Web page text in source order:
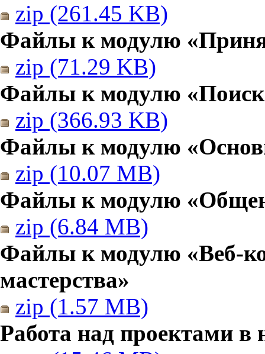
zip (261.45 KB)
Файлы к модулю
zip (71.29 KB)
Файлы к модулю
zip (366.93 KB)
Файлы к модулю
zip (10.07 MB)
Файлы к модулю
zip (6.84 MB)
Файлы к модулю «Веб-
мастерства»
zip (1.57 MB)
Работа над проектами в